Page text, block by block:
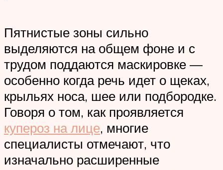
Пятнистые зоны сильно
выделяются на общем фоне и с
трудом поддаются маскировке —
особенно когда речь идет о щеках,
крыльях носа, шее или подбородке.
Говоря о том, как проявляется
купероз на лице, многие
специалисты отмечают, что
изначально расширенные